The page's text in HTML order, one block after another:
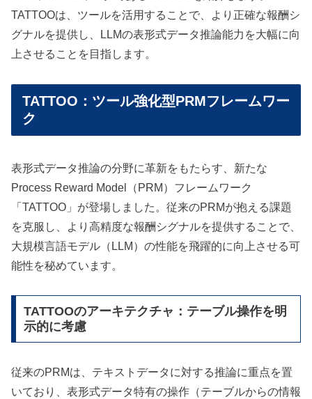
TATTOOは、ツールを活用することで、より正確な報酬シ
グナルを提供し、LLMの表形式データ推論能力を大幅に向
上させることを目指します。
TATTOO：ツール強化型PRMフレームワー
ク
表形式データ推論の分野に革新をもたらす、新たな
Process Reward Model（PRM）フレームワーク
「TATTOO」が登場しました。従来のPRMが抱える課題
を克服し、より高精度な報酬シグナルを提供することで、
大規模言語モデル（LLM）の性能を飛躍的に向上させる可
能性を秘めています。
TATTOOのアーキテクチャ：テーブル操作を明
示的に考慮
従来のPRMは、テキストデータに対する推論に重点を置
いており、表形式データ特有の操作（テーブルからの情報